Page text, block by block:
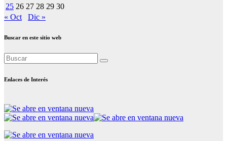
25 26 27 28 29 30
« Oct
Dic »
Buscar en este sitio web
Enlaces de Interés